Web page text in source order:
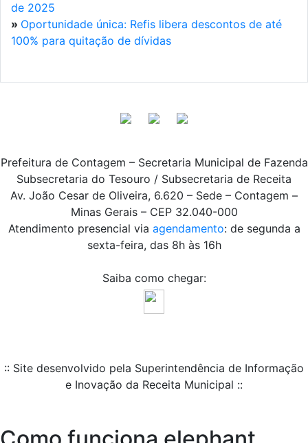
de 2025
» Oportunidade única: Refis libera descontos de até
100% para quitação de dívidas
Prefeitura de Contagem – Secretaria Municipal de Fazenda
Subsecretaria do Tesouro / Subsecretaria de Receita
Av. João Cesar de Oliveira, 6.620 – Sede – Contagem –
Minas Gerais – CEP 32.040-000
Atendimento presencial via agendamento: de segunda a
sexta-feira, das 8h às 16h
Saiba como chegar:
:: Site desenvolvido pela Superintendência de Informação
e Inovação da Receita Municipal ::